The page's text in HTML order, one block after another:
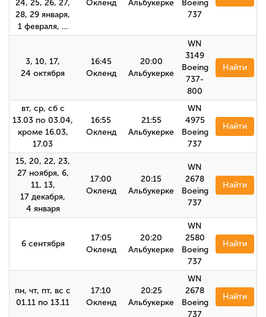
24, 25, 26, 27,
28, 29 января,
1 февраля, …
Окленд
Альбукерке
Boeing
737
3, 10, 17,
24 октября
16:45
Окленд
20:00
Альбукерке
WN
3149
Boeing
737-
800
Найти
вт, ср, сб с
13.03 по 03.04,
кроме 16.03,
17.03
16:55
Окленд
21:55
Альбукерке
WN
4975
Boeing
737
Найти
15, 20, 22, 23,
27 ноября, 6,
11, 13,
17 декабря,
4 января
17:00
Окленд
20:15
Альбукерке
WN
2678
Boeing
737
Найти
6 сентября
17:05
Окленд
20:20
Альбукерке
WN
2580
Boeing
737
Найти
пн, чт, пт, вс с
01.11 по 13.11
17:10
Окленд
20:25
Альбукерке
WN
2678
Boeing
737
Найти